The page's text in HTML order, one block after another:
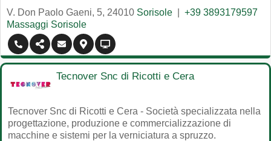
V. Don Paolo Gaeni, 5, 24010 Sorisole
+39 3893179597
Massaggi Sorisole
Tecnover Snc di Ricotti e Cera
Tecnover Snc di Ricotti e Cera - Società specializzata nella
progettazione, produzione e commercializzazione di
macchine e sistemi per la verniciatura a spruzzo.